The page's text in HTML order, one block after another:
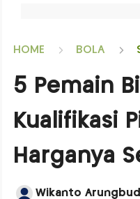
HOME BOLA
5 Pemain
Kualifikasi
Harganya
Wikanto